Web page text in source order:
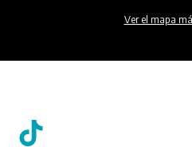
Ver el mapa